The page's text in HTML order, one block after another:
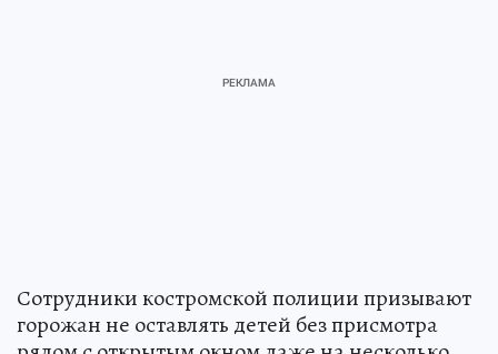
Сотрудники костромской полиции призывают
горожан не оставлять детей без присмотра